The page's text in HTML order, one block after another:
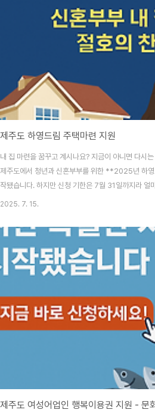
제주도 하영드림 주택마련 지원
내 집 마련을 꿈꾸고 계시나요? 지금이 아니면 다시
제주도에서 청년과 신혼부부를 위한 **2025년 하
작됐습니다. 하지만 신청 기한은 7월 31일까지라 얼
다롭지 않아 이번엔 정말 '될 사람'이 많습니다.놓치면
택마련 지원 대상은 누구인가요?이번 하영드림 주
이 없다는 것! 조건이 여유로운 만큼, **빠른 신청이
련 지원 신청하면 어떤 ..
2025. 7. 15.
제주도 여성어업인 행복이용권 지원 - 문